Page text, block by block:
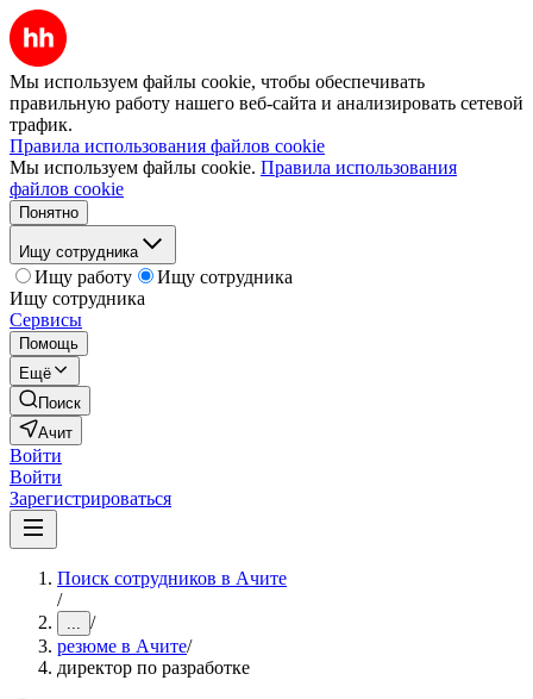
Мы используем файлы cookie, чтобы обеспечивать
правильную работу нашего веб-сайта и анализировать сетевой
трафик.
Правила использования файлов cookie
Мы используем файлы cookie. Правила использования
файлов cookie
Понятно
Ищу сотрудника
Ищу работу
Ищу сотрудника
Ищу сотрудника
Сервисы
Помощь
Ещё
Поиск
Ачит
Войти
Войти
Зарегистрироваться
Поиск сотрудников в Ачите
/
... /
резюме в Ачите/
директор по разработке